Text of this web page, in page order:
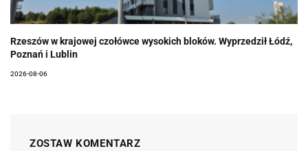
Rzeszów w krajowej czołówce wysokich bloków. Wyprzedził Łódź,
Poznań i Lublin
2026-08-06
ZOSTAW KOMENTARZ